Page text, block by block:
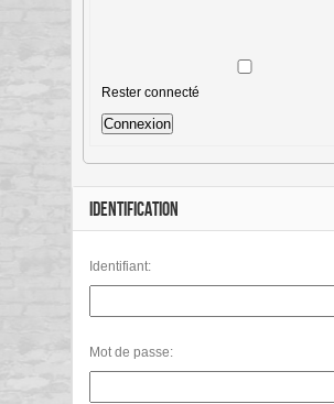
Rester connecté
Connexion
IDENTIFICATION
Identifiant:
Mot de passe: